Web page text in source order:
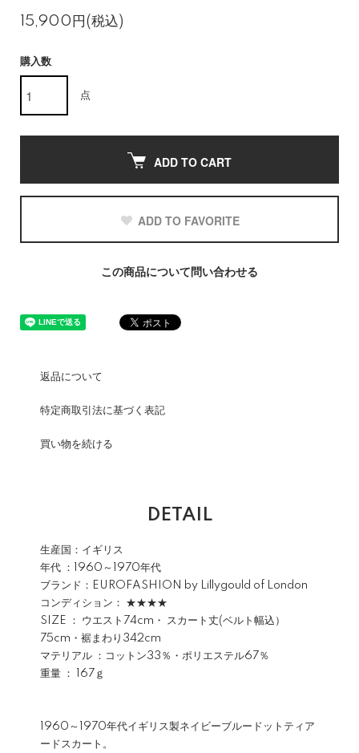
15,900円(税込)
購入数
点
ADD TO CART
ADD TO FAVORITE
この商品について問い合わせる
返品について
特定商取引法に基づく表記
買い物を続ける
DETAIL
生産国：イギリス
年代 ：1960～1970年代
ブランド：EUROFASHION by Lillygould of London
コンディション： ★★★★
SIZE ： ウエスト74cm・ スカート丈(ベルト幅込）
75cm・裾まわり342cm
マテリアル ：コットン33％・ポリエステル67％
重量 ： 167ｇ
1960～1970年代イギリス製ネイビーブルードットティア
ードスカート。